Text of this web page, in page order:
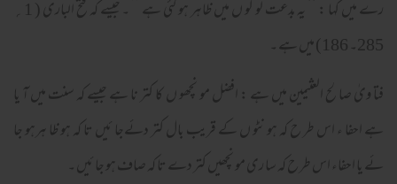
285۔ 186) میں ہے ۔
فتا ویٰ صالح العثیمین میں ہے : افضل مو نچھو ں کا کتر نا ہے جیسے کہ سنت میں آ یا
ہے احفا ء اس طر ح کہ ہو نٹو ں کے قریب بال کتر دئےجا ئیں تا کہ ہو ظا ہرہو جا
ئے یا احفاء اس طر ح کہ سا ری مو نچھیں کتر دے تا کہ صاف ہو جا ئیں ۔